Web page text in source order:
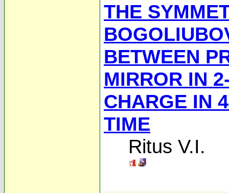
THE
BETWEEN
MIRROR IN
CHARGE IN
TIME
Ritus V.I.